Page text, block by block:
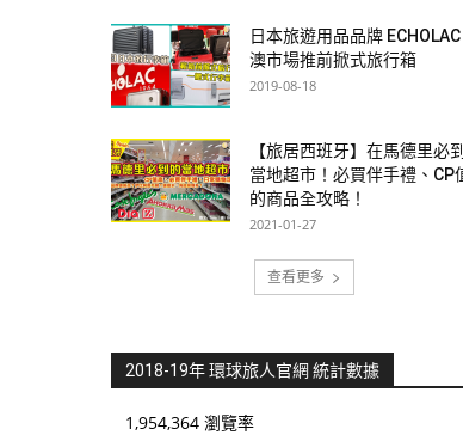
日本旅遊用品品牌
澳市場推前掀式旅行箱
2019-08-18
【旅居西班牙】在馬德里必
當地超市！必買伴手禮、CP
的商品全攻略！
2021-01-27
查看更多
2018-19年 環球旅人官網 統計數據
1,954,364 瀏覽率